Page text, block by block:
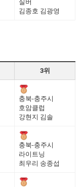
실버
김종호 김광영
3위
충북-충주시
호암클럽
강현지 김솔
충북-충주시
라이트닝
최우리 송종섭